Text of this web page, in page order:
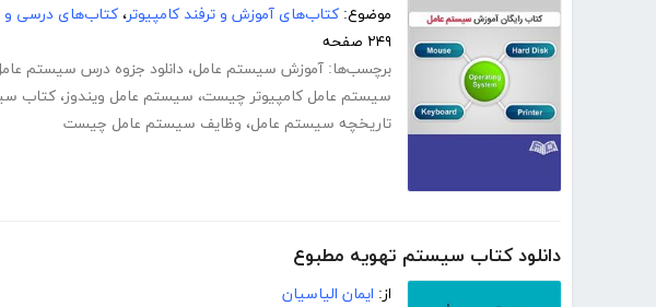
موضوع: کتاب‌های آموزش و ترفند کامپیوتر، کتاب‌های درسی و
۲۴۹ صفحه
برچسب‌ها: آموزش سیستم عامل، دانلود جزوه درس سیستم
سیستم عامل کامپیوتر چیست، سیستم عامل ویندوز، کتاب
تاریخچه سیستم عامل، وظایف سیستم عامل چیست
دانلود کتاب سیستم تهویه مطبوع
از: ایمان الیاسیان